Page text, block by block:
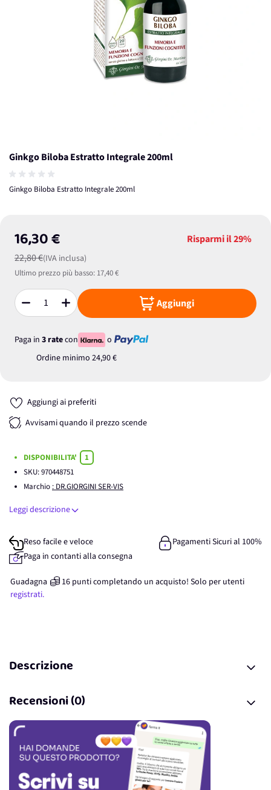
Ginkgo Biloba Estratto Integrale 200ml
Ginkgo Biloba Estratto Integrale 200ml
16,30 €
22,80 €(IVA inclusa)
Risparmi il29%
Ultimo prezzo più basso: 17,40 €
Quantità Aggiungi
Paga in 3 ratecon
o
Ordine minimo 24,90 €
Aggiungi ai preferiti
Avvisami quando il prezzo scende
DISPONIBILITA'
1
SKU:970448751
Marchio : DR.GIORGINI SER-VIS
Leggi descrizione
Reso facile e veloce
Pagamenti Sicuri al 100%
Paga in contanti alla consegna
Guadagna 16 punticompletando un acquisto! Solo per utenti
registrati.
Descrizione
Recensioni (0)